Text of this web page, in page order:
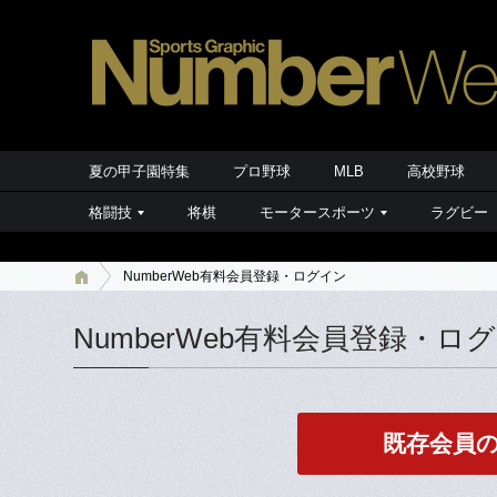
夏の甲子園特集 プロ野球 MLB 高校野球
格闘技 将棋 モータースポーツ ラグビー
NumberWeb有料会員登録・ログイン
NumberWeb有料会員登録・ロ
既存会員